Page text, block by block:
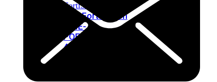
FortiSwitch
424EFortiSwitch
424E-
POEFortiSwitch
424E-